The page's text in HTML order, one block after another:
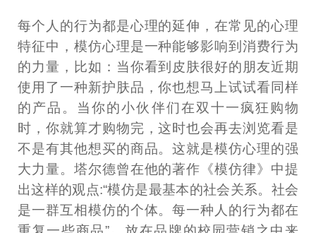
每个人的行为都是心理的延伸，在常见的心理
特征中，模仿心理是一种能够影响到消费行为
的力量，比如：当你看到皮肤很好的朋友近期
使用了一种新护肤品，你也想马上试试看同样
的产品。当你的小伙伴们在双十一疯狂购物
时，你就算才购物完，这时也会再去浏览看是
不是有其他想买的商品。这就是模仿心理的强
大力量。塔尔德曾在他的著作《模仿律》中提
出这样的观点:“模仿是最基本的社会关系。社会
是一群互相模仿的个体。每一种人的行为都在